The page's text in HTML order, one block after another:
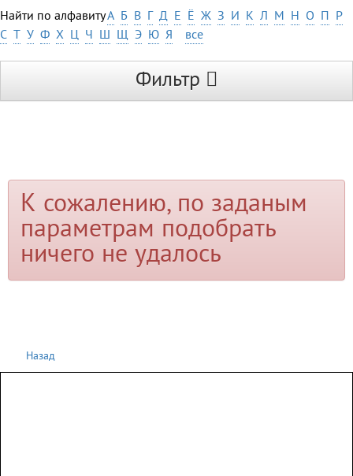
Найти по алфавитуА Б В Г Д Е Ё Ж З И К Л М Н О П Р
С Т У Ф Х Ц Ч Ш Щ Э Ю Я все
Фильтр
К сожалению, по заданым
параметрам подобрать
ничего не удалось
Назад